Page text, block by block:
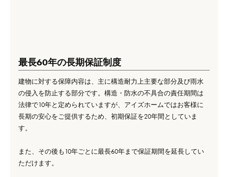
最長60年の長期保証制度
建物に対する保障内容は、主に構造耐力上主要な部分及び雨水
の侵入を防止する部分です。構造・防水の不具合の責任期間は
法律で10年と定められていますが、アイズホームではお客様に
長期の安心をご提供するため、初期保証を20年間としていま
す。
また、その後も10年ごとに最長60年まで保証期間を延長してい
ただけます。